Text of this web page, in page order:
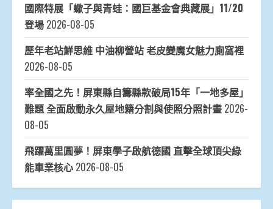
國際特展「蠍子與青蛙：國巨基金會典藏展」11/20
登場 2026-08-05
歷年老站鮮思維 中油柳營站 老皮變魔女魅力廁窩裡
2026-08-05
率全國之先！屏東縣自籌縣款破局15年「一地多屋」
難題 全面啟動永久屋地籍分割與使照分照計畫 2026-
08-05
飛躍萬里圓夢！屏東學子啟航德國 直擊全球頂尖綠
能車業核心 2026-08-05